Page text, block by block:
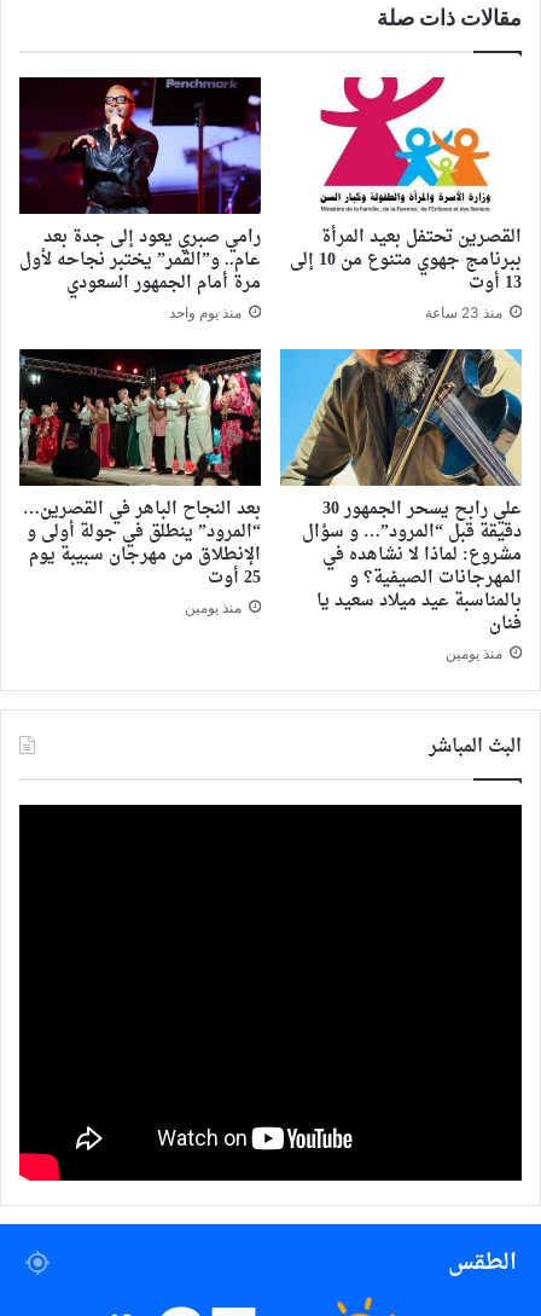
مقالات ذات صلة
القصرين تحتفل بعيد المرأة
ببرنامج جهوي متنوع من 10 إلى
13 أوت
منذ 23 ساعة
رامي صبري يعود إلى جدة بعد
عام.. و”القمر” يختبر نجاحه لأول
مرة أمام الجمهور السعودي
منذ يوم واحد
علي رابح يسحر الجمهور 30
دقيقة قبل “المرود”… و سؤال
مشروع: لماذا لا نشاهده في
المهرجانات الصيفية؟ و
بالمناسبة عيد ميلاد سعيد يا
فنان
منذ يومين
بعد النجاح الباهر في القصرين…
“المرود” ينطلق في جولة أولى و
الإنطلاق من مهرجان سبيبة يوم
25 أوت
منذ يومين
البث المباشر
الطقس